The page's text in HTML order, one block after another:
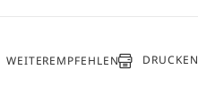
WEITEREMPFEHLEN DRUCKEN